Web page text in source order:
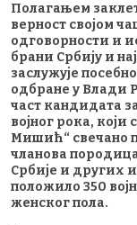
Полагањем
верност својом
одговорности и
брани Србију и
заслужује
одбране у Влади
част кандидата
војног рока,
Мишић“ свечано
чланова
Србије и других
положило 350
женског пола.